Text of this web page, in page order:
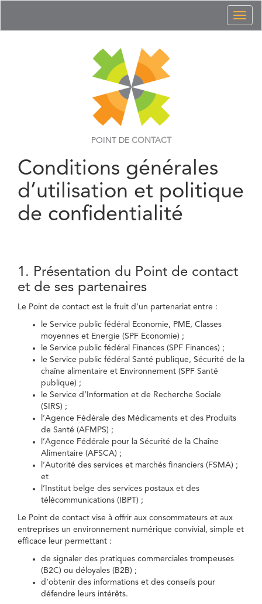
POINT DE CONTACT
Conditions générales
d’utilisation et politique
de confidentialité
1. Présentation du Point de contact
et de ses partenaires
Le Point de contact est le fruit d’un partenariat entre :
le Service public fédéral Economie, PME, Classes
moyennes et Energie (SPF Economie) ;
le Service public fédéral Finances (SPF Finances) ;
le Service public fédéral Santé publique, Sécurité de la
chaîne alimentaire et Environnement (SPF Santé
publique) ;
le Service d’Information et de Recherche Sociale
(SIRS) ;
l’Agence Fédérale des Médicaments et des Produits
de Santé (AFMPS) ;
l’Agence Fédérale pour la Sécurité de la Chaîne
Alimentaire (AFSCA) ;
l’Autorité des services et marchés financiers (FSMA) ;
et
l’Institut belge des services postaux et des
télécommunications (IBPT) ;
Le Point de contact vise à offrir aux consommateurs et aux
entreprises un environnement numérique convivial, simple et
efficace leur permettant :
de signaler des pratiques commerciales trompeuses
(B2C) ou déloyales (B2B) ;
d’obtenir des informations et des conseils pour
défendre leurs intérêts.